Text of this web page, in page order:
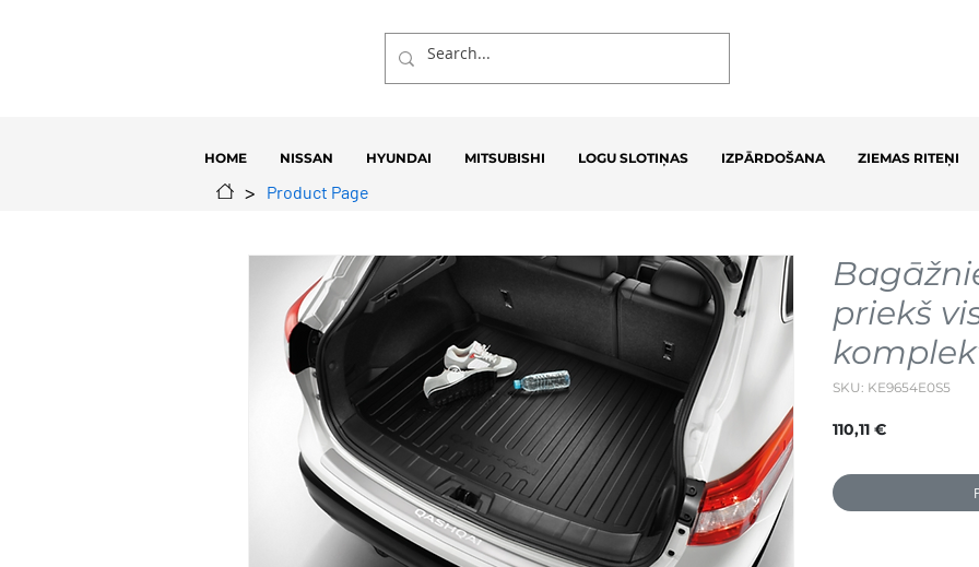
> Product Page
HOME NISSAN HYUNDAI MITSUBISHI LOGU SLOTIŅAS IZPĀRDOŠANA ZIEMAS RITEŅI
priekš
SKU: KE9654E0S5
110,11 €Cena